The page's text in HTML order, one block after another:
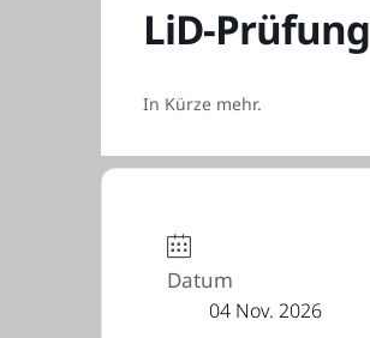
LiD-Prüfung
In Kürze mehr.
Datum
04 Nov. 2026